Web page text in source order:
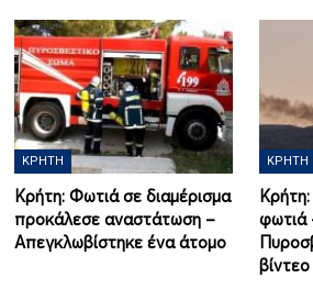
ΚΡΉΤΗ
Κρήτη: Φωτιά σε διαμέρισμα
προκάλεσε αναστάτωση –
Απεγκλωβίστηκε ένα άτομο
ΚΡΉΤΗ
φωτιά
βίντεο